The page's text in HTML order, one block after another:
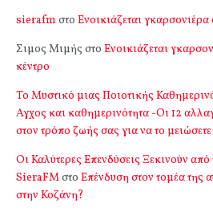
sierafm στο Ενοικιάζεται γκαρσονιέρα
Σιμος Μιμής στο Ενοικιάζεται
κέντρο
Το Μυστικό μιας Ποιοτικής
Αγχος και καθημερινότητα -Οι 12
στον τρόπο ζωής σας για να το μειώσετε
Οι Καλύτερες Επενδύσεις Ξεκινούν
SieraFMστο Επένδυση στον τομέα της
στην Κοζάνη?